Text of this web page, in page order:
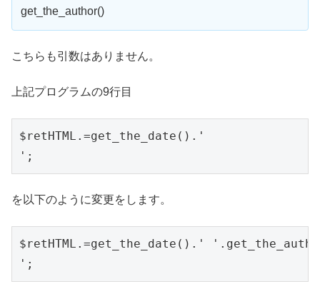
get_the_author()
こちらも引数はありません。
上記プログラムの9行目
$retHTML.=get_the_date().'
を以下のように変更をします。
$retHTML.=get_the_date().'